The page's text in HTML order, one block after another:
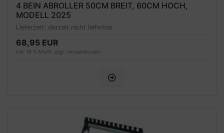
4 BEIN ABROLLER 50CM BREIT, 60CM HOCH,
MODELL 2025
Lieferzeit: derzeit nicht lieferbar
68,95 EUR
inkl. 19 % MwSt. zzgl. Versandkosten